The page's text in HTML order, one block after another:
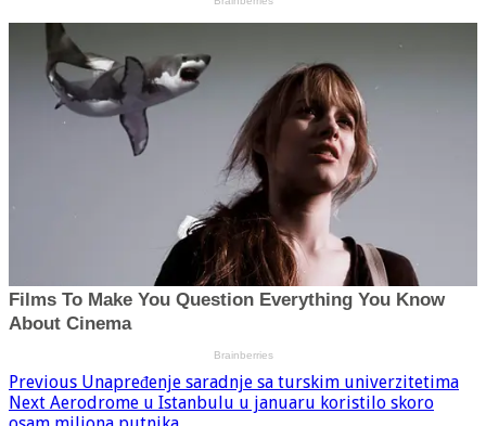
Previous Unapređenje saradnje sa turskim univerzitetima
Next Aerodrome u Istanbulu u januaru koristilo skoro